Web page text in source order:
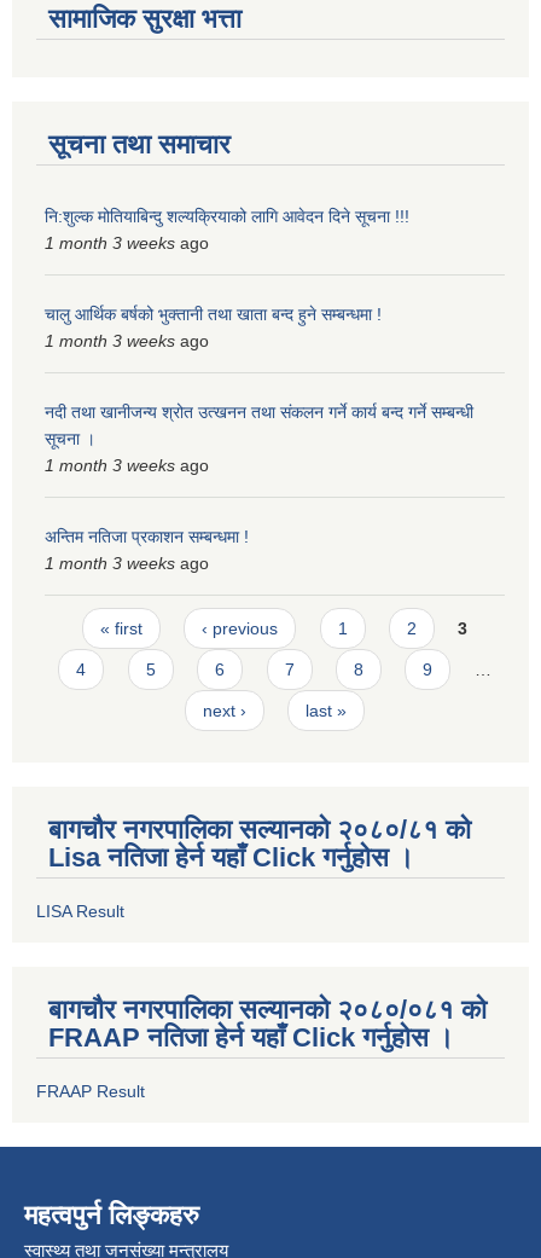
सामाजिक सुरक्षा भत्ता
सूचना तथा समाचार
नि:शुल्क मोतियाबिन्दु शल्यक्रियाको लागि आवेदन दिने सूचना !!!
1 month 3 weeks ago
चालु आर्थिक बर्षको भुक्तानी तथा खाता बन्द हुने सम्बन्धमा !
1 month 3 weeks ago
नदी तथा खानीजन्य श्रोत उत्खनन तथा संकलन गर्ने कार्य बन्द गर्ने सम्बन्धी
सूचना ।
1 month 3 weeks ago
अन्तिम नतिजा प्रकाशन सम्बन्धमा !
1 month 3 weeks ago
Pages
« first ‹ previous 1 2 3
4 5 6 7 8 9 …
next › last »
बागचौर नगरपालिका सल्यानको २०८०/८१ को
Lisa नतिजा हेर्न यहाँ Click गर्नुहोस ।
LISA Result
बागचौर नगरपालिका सल्यानको २०८०/०८१ को
FRAAP नतिजा हेर्न यहाँ Click गर्नुहोस ।
FRAAP Result
महत्वपुर्न लिङ्कहरु
स्वास्थ्य तथा जनसंख्या मन्त्रालय